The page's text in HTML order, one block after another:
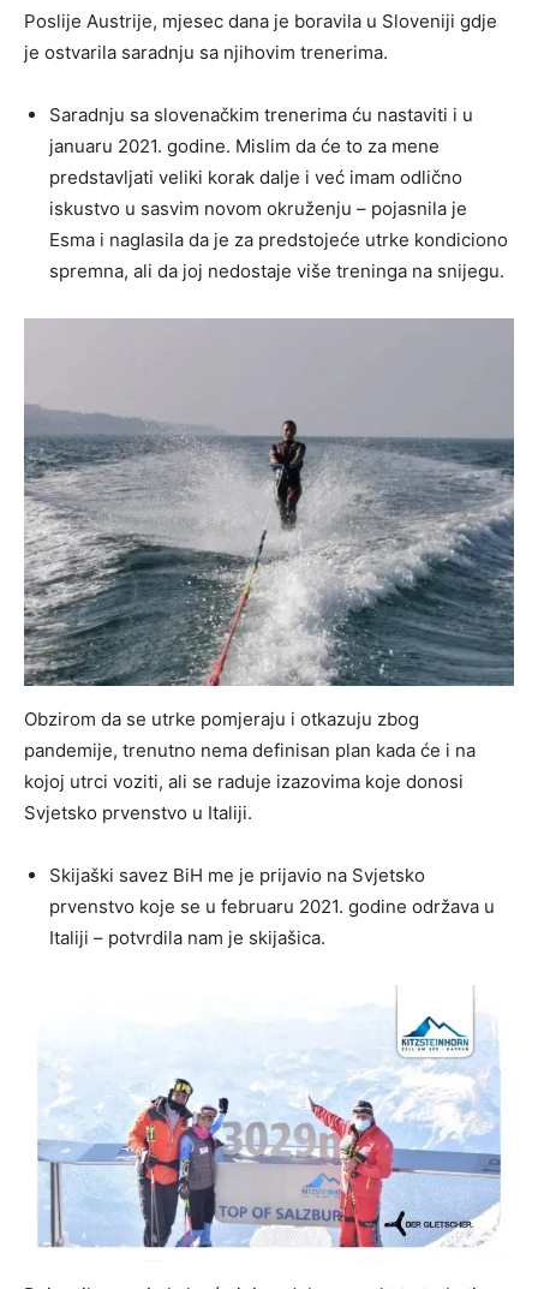
Poslije Austrije, mjesec dana je boravila u Sloveniji gdje
je ostvarila saradnju sa njihovim trenerima.
Saradnju sa slovenačkim trenerima ću nastaviti i u
januaru 2021. godine. Mislim da će to za mene
predstavljati veliki korak dalje i već imam odlično
iskustvo u sasvim novom okruženju – pojasnila je
Esma i naglasila da je za predstojeće utrke kondiciono
spremna, ali da joj nedostaje više treninga na snijegu.
Obzirom da se utrke pomjeraju i otkazuju zbog
pandemije, trenutno nema definisan plan kada će i na
kojoj utrci voziti, ali se raduje izazovima koje donosi
Svjetsko prvenstvo u Italiji.
Skijaški savez BiH me je prijavio na Svjetsko
prvenstvo koje se u februaru 2021. godine održava u
Italiji – potvrdila nam je skijašica.